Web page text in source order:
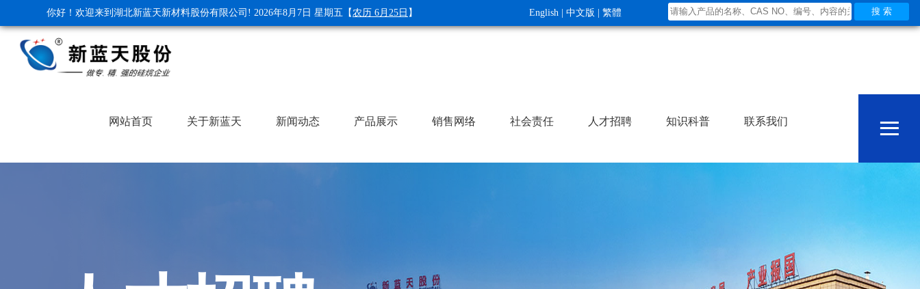
你好！欢迎来到湖北新蓝天新材料股份有限公司! 2026年8月7日 星期五 【农历 6月25日 】 English 中文版 繁體
网站首页 关于新蓝天 新闻动态 产品展示 销售网络 社会责任 人才招聘 知识科普 联系我们 ≡